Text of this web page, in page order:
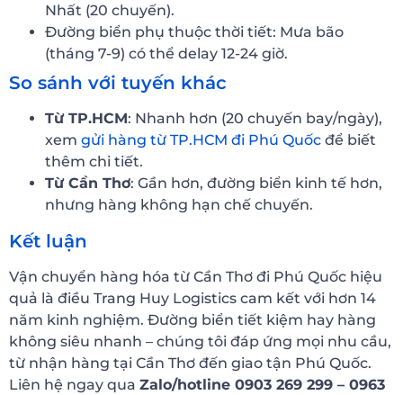
Nhất (20 chuyến).
Đường biển phụ thuộc thời tiết: Mưa bão
(tháng 7-9) có thể delay 12-24 giờ.
So sánh với tuyến khác
Từ TP.HCM: Nhanh hơn (20 chuyến bay/ngày),
xem gửi hàng từ TP.HCM đi Phú Quốc để biết
thêm chi tiết.
Từ Cần Thơ: Gần hơn, đường biển kinh tế hơn,
nhưng hàng không hạn chế chuyến.
Kết luận
Vận chuyển hàng hóa từ Cần Thơ đi Phú Quốc hiệu
quả là điều Trang Huy Logistics cam kết với hơn 14
năm kinh nghiệm. Đường biển tiết kiệm hay hàng
không siêu nhanh – chúng tôi đáp ứng mọi nhu cầu,
từ nhận hàng tại Cần Thơ đến giao tận Phú Quốc.
Liên hệ ngay qua Zalo/hotline 0903 269 299 – 0963